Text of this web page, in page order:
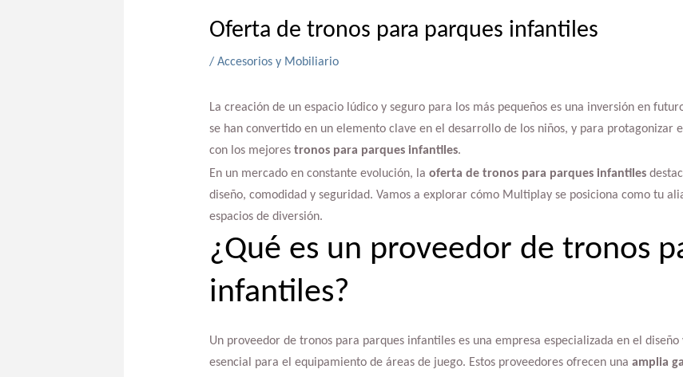
Oferta de tronos para parques infantiles
/ Accesorios y Mobiliario
La creación de un espacio lúdico y seguro para los más pequeños es una inversión en
se han convertido en un elemento clave en el desarrollo de los niños, y para protagonizar
con los mejores tronos para parques infantiles.
En un mercado en constante evolución, la oferta de tronos para parques infantiles
diseño, comodidad y seguridad. Vamos a explorar cómo Multiplay se posiciona como tu
espacios de diversión.
¿Qué es un proveedor de tronos
infantiles?
Un proveedor de tronos para parques infantiles es una empresa especializada en el
esencial para el equipamiento de áreas de juego. Estos proveedores ofrecen una amplia